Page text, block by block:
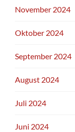
November 2024
Oktober 2024
September 2024
August 2024
Juli 2024
Juni 2024